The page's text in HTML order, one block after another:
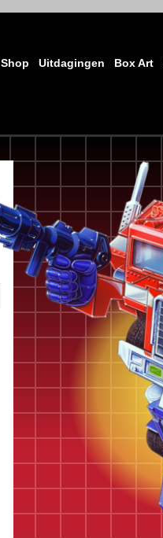
Shop Uitdagingen Box Art